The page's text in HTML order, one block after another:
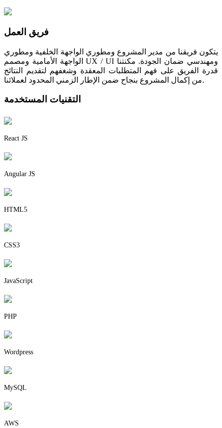
فريق العمل
يتكون فريقنا من مدير المشروع ومطوري الواجهة الخلفية ومطوري
الواجهة الأمامية ومصمم UX / UI ومهندسي ضمان الجودة. مكنتنا
قدرة الفريق على فهم المتطلبات المعقدة وشغفهم لتقديم النتائج
من إكمال المشروع بنجاح ضمن الإطار الزمني المحدود لعملائنا.
التقنيات المستخدمة
React JS
Angular JS
HTML5
CSS3
JavaScript
PHP
Wordpress
MySQL
AWS